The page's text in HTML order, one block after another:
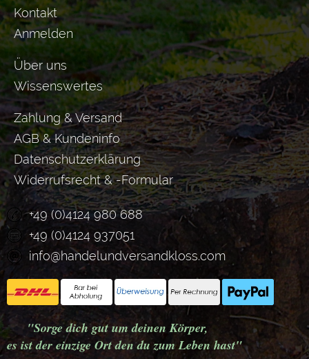
Kontakt
Anmelden
Über uns
Wissenswertes
Zahlung & Versand
AGB & Kundeninfo
Datenschutzerklärung
Widerrufsrecht & -Formular
+49 (0)4124 980 688
+49 (0)4124 937051
info@handelundversandkloss.com
"Sorge dich gut um deinen Körper,
es ist der einzige Ort den du zum Leben hast"